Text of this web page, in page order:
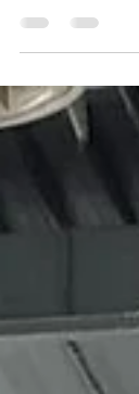
sanitario,
indietro. Non
Chinesiologo non
esiste molto
Ginnastica
al movimento e,
collaborazione
rappresenta uno